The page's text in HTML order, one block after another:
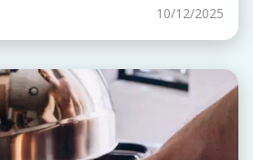
10/12/2025